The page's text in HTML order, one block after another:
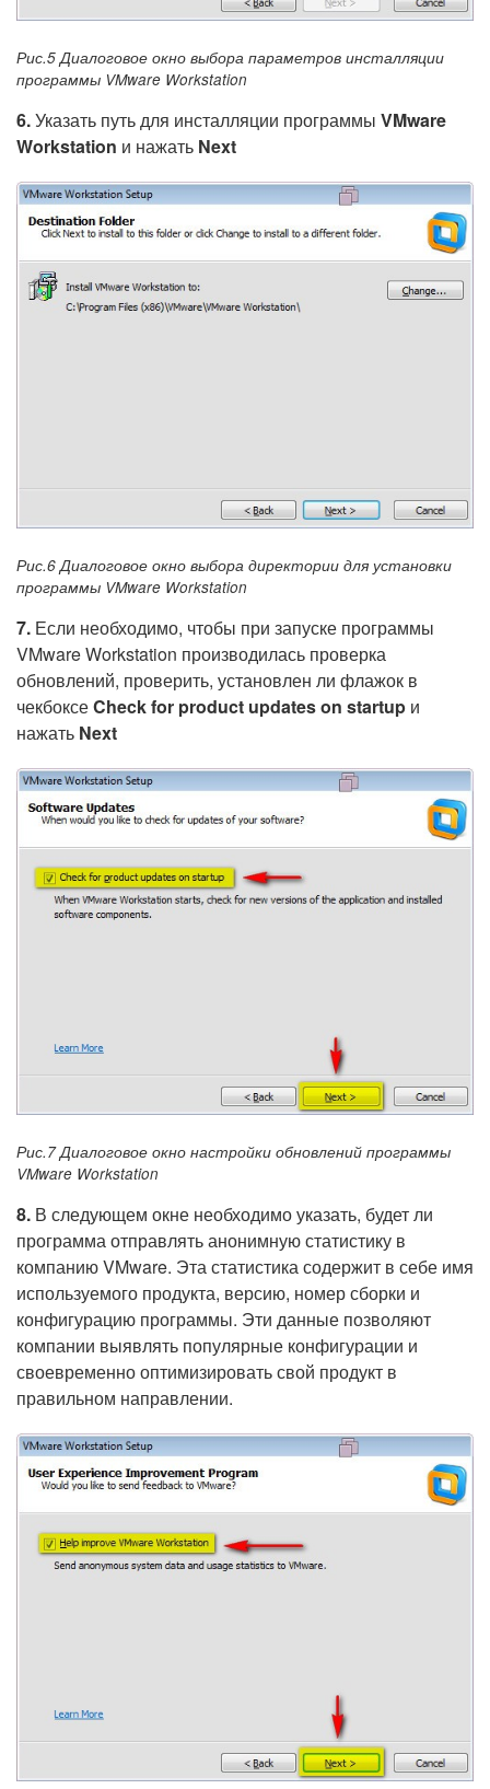
Рис.5 Диалоговое окно выбора параметров инсталляции
программы VMware Workstation
6.Указать путь для инсталляции программы VMware
Workstation и нажать Next
Рис.6 Диалоговое окно выбора директории для установки
программы VMware Workstation
7. Если необходимо, чтобы при запуске программы
VMware Workstation производилась проверка
обновлений, проверить, установлен ли флажок в
чекбоксеCheck for product updates on startup и
нажать Next
Рис.7 Диалоговое окно настройки обновлений программы
VMware Workstation
8. В следующем окне необходимо указать, будет ли
программа отправлять анонимную статистику в
компанию VMware. Эта статистика содержит в себе имя
используемого продукта, версию, номер сборки и
конфигурацию программы. Эти данные позволяют
компании выявлять популярные конфигурации и
своевременно оптимизировать свой продукт в
правильном направлении.